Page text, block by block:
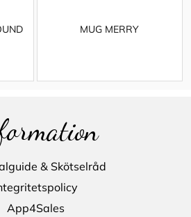
MUG MERRY
& Skötselråd
App4Sales